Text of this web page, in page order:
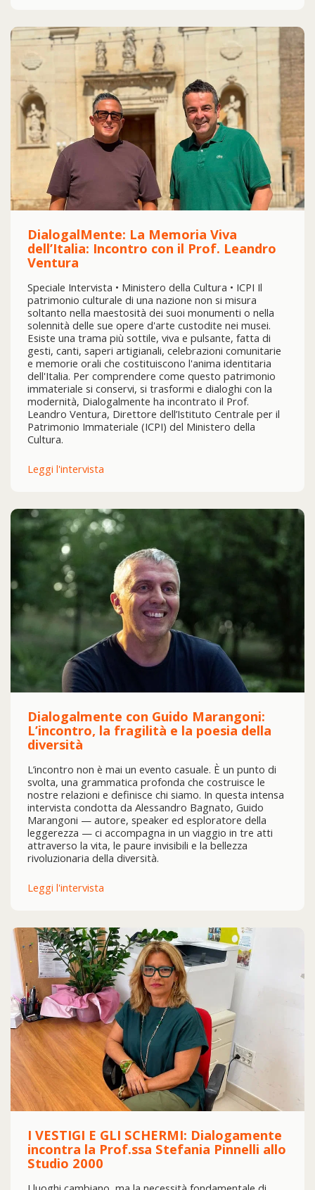
DialogalMente: La Memoria Viva
dell’Italia: Incontro con il Prof. Leandro
Ventura
Speciale Intervista • Ministero della Cultura • ICPI Il
patrimonio culturale di una nazione non si misura
soltanto nella maestosità dei suoi monumenti o nella
solennità delle sue opere d'arte custodite nei musei.
Esiste una trama più sottile, viva e pulsante, fatta di
gesti, canti, saperi artigianali, celebrazioni comunitarie
e memorie orali che costituiscono l'anima identitaria
dell'Italia. Per comprendere come questo patrimonio
immateriale si conservi, si trasformi e dialoghi con la
modernità, Dialogalmente ha incontrato il Prof.
Leandro Ventura, Direttore dell’Istituto Centrale per il
Patrimonio Immateriale (ICPI) del Ministero della
Cultura.
Leggi l'intervista
Dialogalmente con Guido Marangoni:
L’incontro, la fragilità e la poesia della
diversità
L’incontro non è mai un evento casuale. È un punto di
svolta, una grammatica profonda che costruisce le
nostre relazioni e definisce chi siamo. In questa intensa
intervista condotta da Alessandro Bagnato, Guido
Marangoni — autore, speaker ed esploratore della
leggerezza — ci accompagna in un viaggio in tre atti
attraverso la vita, le paure invisibili e la bellezza
rivoluzionaria della diversità.
Leggi l'intervista
I VESTIGI E GLI SCHERMI: Dialogamente
incontra la Prof.ssa Stefania Pinnelli allo
Studio 2000